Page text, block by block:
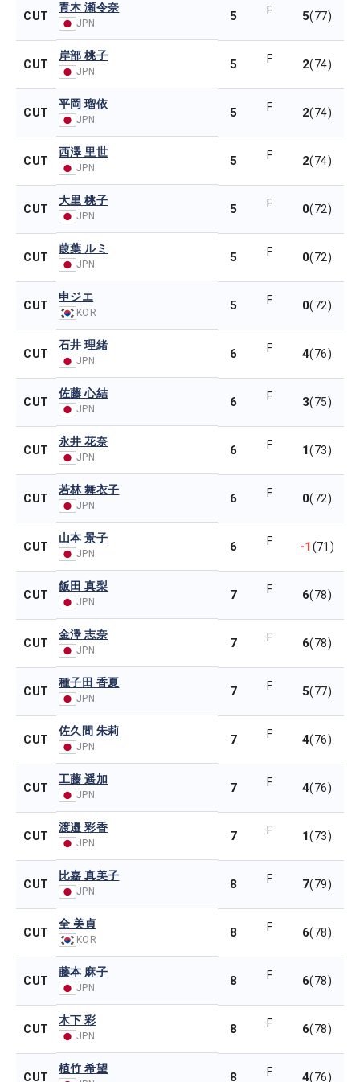
CUT
青木 瀬令奈
JPN 5 F 5(77)
CUT
岸部 桃子
JPN 5 F 2(74)
CUT
平岡 瑠依
JPN 5 F 2(74)
CUT
西澤 里世
JPN 5 F 2(74)
CUT
大里 桃子
JPN 5 F 0(72)
CUT
葭葉 ルミ
JPN 5 F 0(72)
CUT
申ジエ
KOR 5 F 0(72)
CUT
石井 理緒
JPN 6 F 4(76)
CUT
佐藤 心結
JPN 6 F 3(75)
CUT
永井 花奈
JPN 6 F 1(73)
CUT
若林 舞衣子
JPN 6 F 0(72)
CUT
山本 景子
JPN 6 F -1(71)
CUT
飯田 真梨
JPN 7 F 6(78)
CUT
金澤 志奈
JPN 7 F 6(78)
CUT
種子田 香夏
JPN 7 F 5(77)
CUT
佐久間 朱莉
JPN 7 F 4(76)
CUT
工藤 遥加
JPN 7 F 4(76)
CUT
渡邉 彩香
JPN 7 F 1(73)
CUT
比嘉 真美子
JPN 8 F 7(79)
CUT
全 美貞
KOR 8 F 6(78)
CUT
藤本 麻子
JPN 8 F 6(78)
CUT
木下 彩
JPN 8 F 6(78)
CUT
植竹 希望
8 F 4(76)